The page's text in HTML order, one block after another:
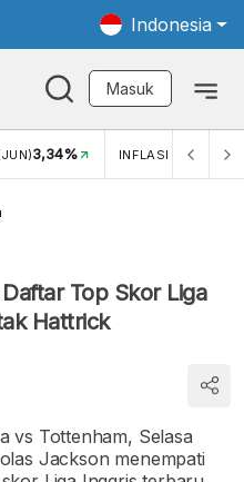
Indonesia
Masuk
3,34% INFLASI MOM
Top Skor Liga
Hattrick
vs Tottenham, Selasa
Jackson menempati